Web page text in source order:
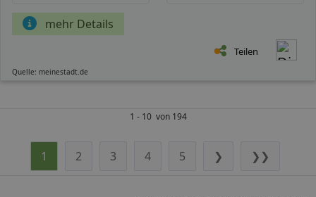
mehr Details
Teilen
Quelle: meinestadt.de
1 - 10 von 194
1 2 3 4 5 ❯ ❯❯